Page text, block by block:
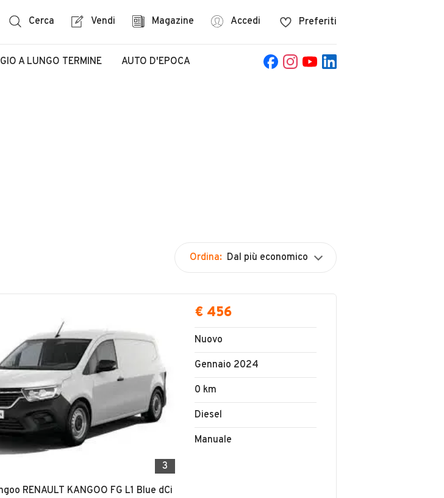
Cerca Vendi Magazine Accedi Preferiti
A LUNGO TERMINE AUTO D'EPOCA
Ordina: Dal più economico
3
RENAULT KANGOO FG L1 Blue dCi
€ 456
Nuovo
Gennaio 2024
0 km
Diesel
Manuale